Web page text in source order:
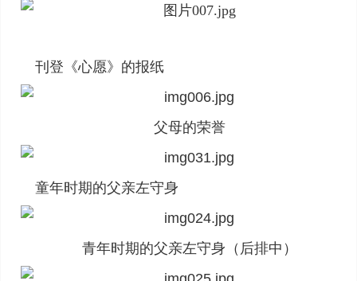
刊登《心愿》的报纸
父母的荣誉
童年时期的父亲左守身
青年时期的父亲左守身（后排中）